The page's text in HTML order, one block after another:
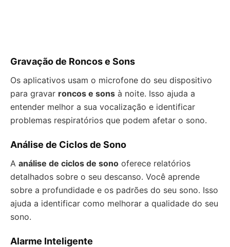
Gravação de Roncos e Sons
Os aplicativos usam o microfone do seu dispositivo
para gravar roncos e sons à noite. Isso ajuda a
entender melhor a sua vocalização e identificar
problemas respiratórios que podem afetar o sono.
Análise de Ciclos de Sono
A análise de ciclos de sono oferece relatórios
detalhados sobre o seu descanso. Você aprende
sobre a profundidade e os padrões do seu sono. Isso
ajuda a identificar como melhorar a qualidade do seu
sono.
Alarme Inteligente